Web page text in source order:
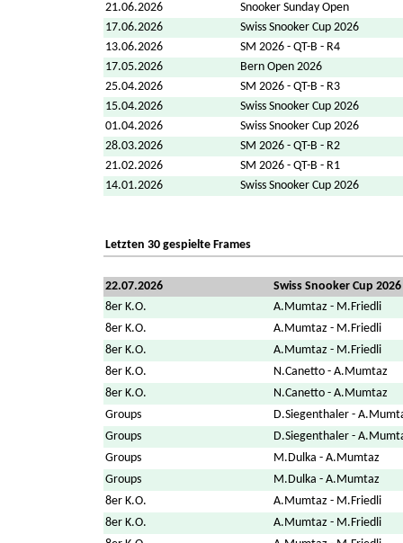
21.06.2026
Snooker Sunday Open
17.06.2026
Swiss Snooker Cup 2026
13.06.2026
SM 2026 - QT-B - R4
17.05.2026
Bern Open 2026
25.04.2026
SM 2026 - QT-B - R3
15.04.2026
Swiss Snooker Cup 2026
01.04.2026
Swiss Snooker Cup 2026
28.03.2026
SM 2026 - QT-B - R2
21.02.2026
SM 2026 - QT-B - R1
14.01.2026
Swiss Snooker Cup 2026
Letzten 30 gespielte Frames
22.07.2026
Swiss Snooker Cup 2026
8er K.O.
A.Mumtaz - M.Friedli
8er K.O.
A.Mumtaz - M.Friedli
8er K.O.
A.Mumtaz - M.Friedli
8er K.O.
N.Canetto - A.Mumtaz
8er K.O.
N.Canetto - A.Mumtaz
Groups
D.Siegenthaler -
Groups
D.Siegenthaler -
Groups
M.Dulka - A.Mumtaz
Groups
M.Dulka - A.Mumtaz
8er K.O.
A.Mumtaz - M.Friedli
8er K.O.
A.Mumtaz - M.Friedli